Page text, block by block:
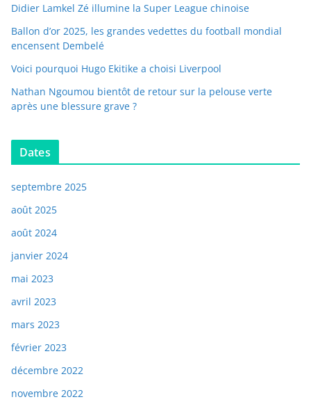
Didier Lamkel Zé illumine la Super League chinoise
Ballon d’or 2025, les grandes vedettes du football mondial
encensent Dembelé
Voici pourquoi Hugo Ekitike a choisi Liverpool
Nathan Ngoumou bientôt de retour sur la pelouse verte
après une blessure grave ?
Dates
septembre 2025
août 2025
août 2024
janvier 2024
mai 2023
avril 2023
mars 2023
février 2023
décembre 2022
novembre 2022